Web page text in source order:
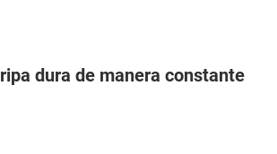
dura de manera constante